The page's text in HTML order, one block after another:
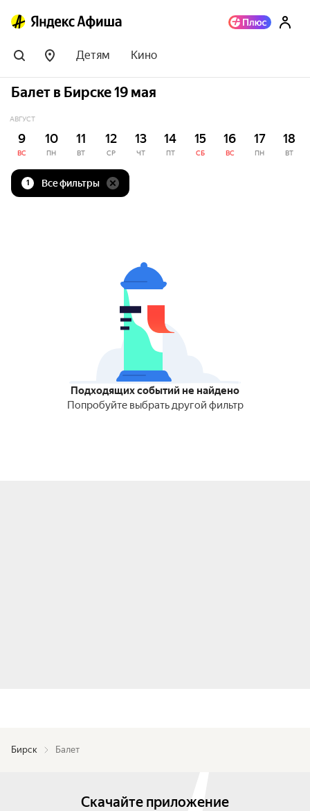
Детям Кино
Балет в Бирске 19 мая
АВГУСТ
9
ВС
10
ПН
11
ВТ
12
СР
13
ЧТ
14
ПТ
15
СБ
16
ВС
17
ПН
18
ВТ
1 Все фильтры
Подходящих событий не найдено
Попробуйте выбрать другой фильтр
Бирск Балет
Скачайте приложение